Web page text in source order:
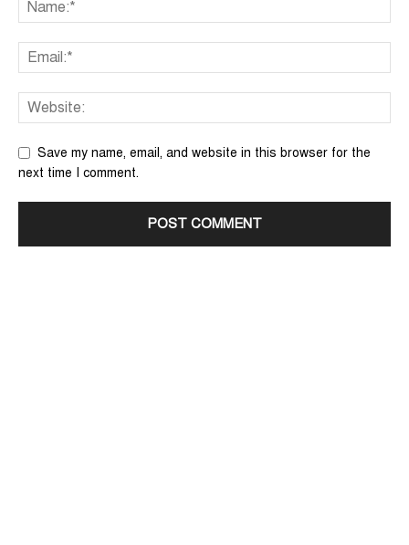
Save my name, email, and website in this browser for the
next time I comment.